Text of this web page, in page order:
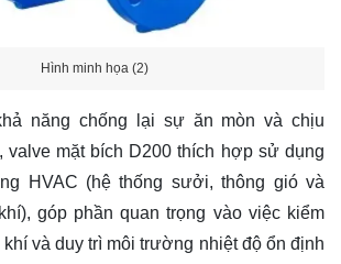
Hình minh họa (2)
năng chống lại sự ăn mòn và chịu
mặt bích D200 thích hợp sử dụng
HVAC (hệ thống sưởi, thông gió và
góp phần quan trọng vào việc kiểm
và duy trì môi trường nhiệt độ ổn định